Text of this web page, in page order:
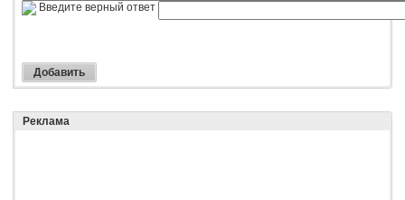
Введите верный ответ
Реклама